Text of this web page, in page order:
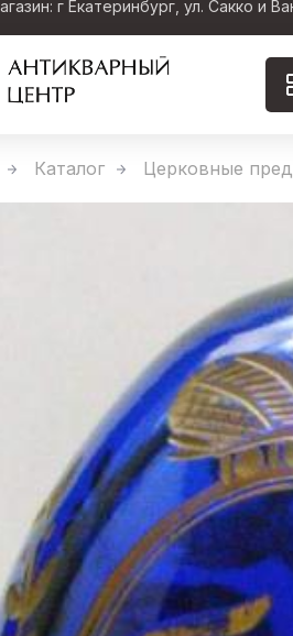
г Екатеринбург, ул. Сакко и
Каталог Церковные